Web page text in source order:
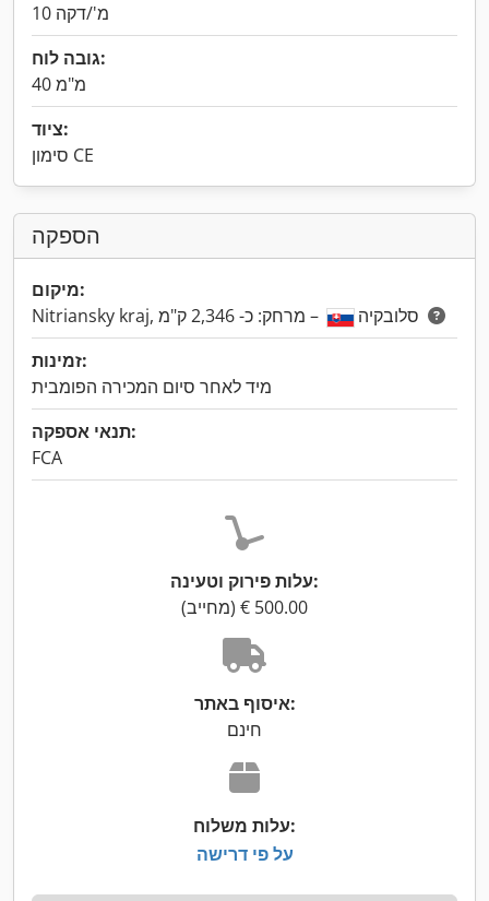
10 מ'/דקה
גובה לוח:
40 מ"מ
ציוד:
סימון CE
הספקה
מיקום:
Nitriansky kraj, סלובקיה
זמינות:
מיד לאחר סיום המכירה הפומבית
תנאי אספקה:
FCA
עלות פירוק וטעינה:
איסוף באתר:
חינם
עלות משלוח:
על פי דרישה